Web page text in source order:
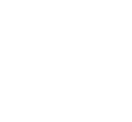
薬を開発するため、